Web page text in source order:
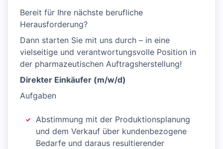
Bereit für Ihre nächste berufliche
Herausforderung?
Dann starten Sie mit uns durch – in eine
vielseitige und verantwortungsvolle Position in
der pharmazeutischen Auftragsherstellung!
Direkter Einkäufer (m/w/d)
Aufgaben
Abstimmung mit der Produktionsplanung
und dem Verkauf über kundenbezogene
Bedarfe und daraus resultierender